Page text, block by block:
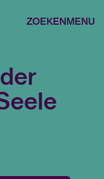
ZOEKENMENU